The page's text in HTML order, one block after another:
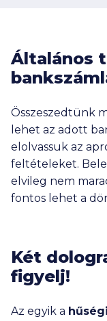
Általános
Összeszedtünk
lehet az adott
elolvassuk az
feltételeket.
elvileg nem
fontos lehet a
Két
figyelj!
Az egyik a